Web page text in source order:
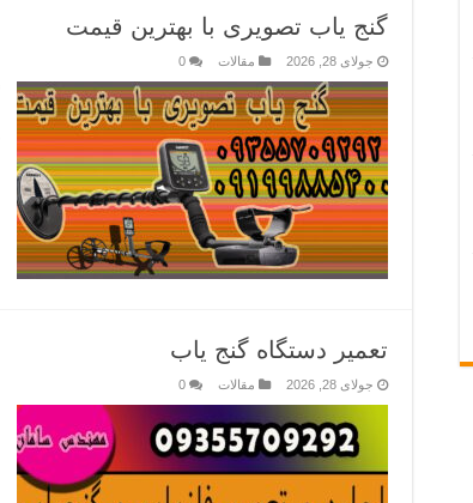
گنج یاب تصویری با بهترین قیمت
جولای 28, 2026 مقالات 0
تعمیر دستگاه گنج یاب
جولای 28, 2026 مقالات 0